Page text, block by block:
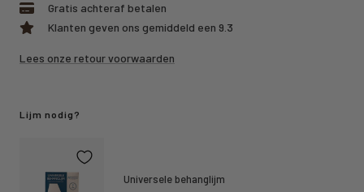
Gratis achteraf betalen
Klanten geven ons gemiddeld een 9.3
Lees onze retour voorwaarden
Lijm nodig?
Universele behanglijm